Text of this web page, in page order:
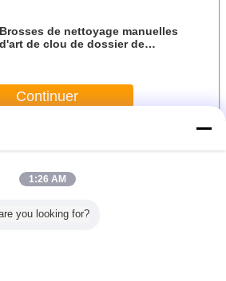
Brosses de nettoyage manuelles
d'art de clou de dossier de
Continuer
1:26 AM
you looking for?